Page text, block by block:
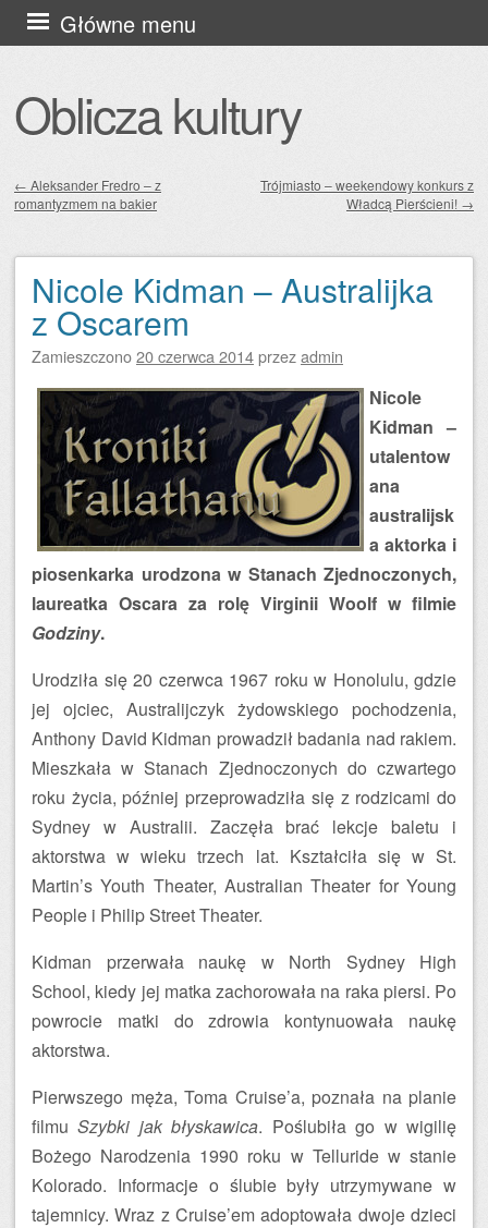
Oblicza kultury
Główne menu
Przejdź
do
Zobacz wpisy
← Aleksander Fredro – z
romantyzmem na bakier
Trójmiasto – weekendowy konkurs z
Władcą Pierścieni! →
Nicole Kidman – Australijka
z Oscarem
Zamieszczono20 czerwca 2014przezadmin
Nicole
Kidman –
utalentow
ana
australijsk
a aktorka i
piosenkarka urodzona w Stanach Zjednoczonych,
laureatka Oscara za rolę Virginii Woolf w filmie
Godziny.
Urodziła się 20 czerwca 1967 roku w Honolulu, gdzie
jej ojciec, Australijczyk żydowskiego pochodzenia,
Anthony David Kidman prowadził badania nad rakiem.
Mieszkała w Stanach Zjednoczonych do czwartego
roku życia, później przeprowadziła się z rodzicami do
Sydney w Australii. Zaczęła brać lekcje baletu i
aktorstwa w wieku trzech lat. Kształciła się w St.
Martin’s Youth Theater, Australian Theater for Young
People i Philip Street Theater.
Kidman przerwała naukę w North Sydney High
School, kiedy jej matka zachorowała na raka piersi. Po
powrocie matki do zdrowia kontynuowała naukę
aktorstwa.
Pierwszego męża, Toma Cruise’a, poznała na planie
filmuSzybki jak błyskawica. Poślubiła go w wigilię
Bożego Narodzenia 1990 roku w Telluride w stanie
Kolorado. Informacje o ślubie były utrzymywane w
tajemnicy. Wraz z Cruise’em adoptowała dwoje dzieci